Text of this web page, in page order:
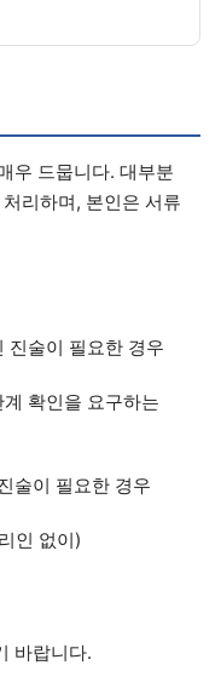
우 드뭅니다. 대부분
리하며, 본인은 서류
진술이 필요한 경우
확인을 요구하는
술이 필요한 경우
인 없이)
바랍니다.